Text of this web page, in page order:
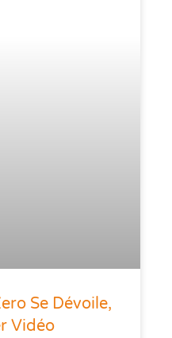
Se Dévoile,
Vidéo